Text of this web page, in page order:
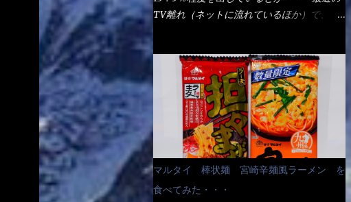
は、銭湯で使う洗い桶サイズだなぁ～ この
木桶サイズに、満々と湯が注がれていたら食
これなら茹で上がった直後のままで、食べ進
められるじゃないか！ 別皿で、葱と天かす
を満タンに用意して、山葵も2つ。 それに湯
が無い利点として、汁が薄まらない！ これ
だよ、これ！！ 湯があると、うどんと共に
汁の方へ湯までも入ってしまう。つまりラー
メンの麺にスープが絡む現象ですな。 結
局、伸びずに汁も薄らむこともなく・・最後
の方で＜だし汁＞を少し追加しました。 腹
へ広がった、讃岐饂飩チェーン店大手といっ
舗に寄って違う！と云う人も居るらしい・・
そんな大手讃岐饂飩チェーン店と関係がある
のか？ 箱詰め乾麺！ このパッケージから
すれば、間違いなく贈答用目的でしょう。
そんな贈答用箱詰め饂飩・・・またもやメガ
ドンキで発見し購入！ 中身は、この様な状
態です。 乾麺の束が6束／一パックになって
おり、それが3袋入りです。 18束入りという
わけですね！900ｇの容量となり、1束／50
TV離れ（ネットに流れているほか）で、こ
あった！ とんかつ赤城！ 老齢の女性がメ
インで調理場を仕切、老齢の男性が脇をサポ
ートし最近は若い女性がオーダーや片付けを
担当している。 まずはこれを見て欲しい！
カウンターに置かれた＜お皿＞である。 直
ぐに気づいたでしょう！ 何かキャベツが山
じゃないか！？ ハイ、山です。 これが標
準なのです。 普通のとんかつ屋のキャベツ
と比べたら、10人前ほどあるか？ 値段的に
マルタイ 棒状麺 宮崎辛麺風ラーメン を
食べてみた・・・